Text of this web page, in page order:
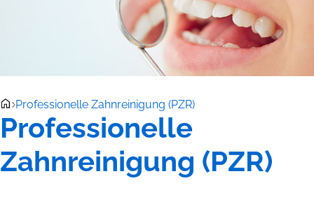
Professionelle Zahnreinigung (PZR)
Professionelle
Zahnreinigung (PZR)